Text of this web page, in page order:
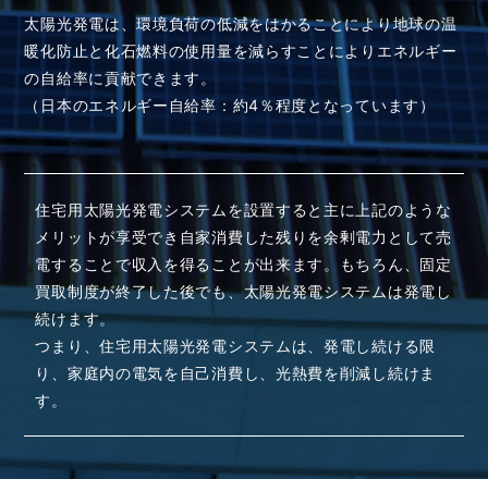
暖化防止と化石燃料の使用量を減らすことによりエネルギー
の自給率に貢献できます。
（日本のエネルギー自給率：約4％程度となっています）
住宅用太陽光発電システムを設置すると主に上記のような
メリットが享受でき自家消費した残りを余剰電力として売
電することで収入を得ることが出来ます。もちろん、固定
買取制度が終了した後でも、太陽光発電システムは発電し
続けます。
つまり、住宅用太陽光発電システムは、発電し続ける限
り、家庭内の電気を自己消費し、光熱費を削減し続けま
す。